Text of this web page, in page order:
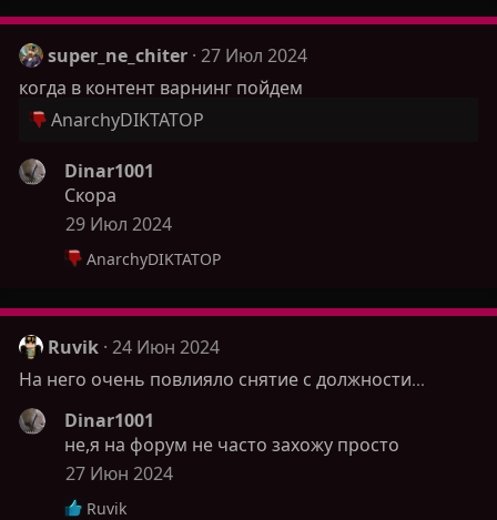
к
ц
и
:
super_ne_chiter 27 Июл 2024
когда в контент варнинг пойдем
Р
AnarchyDIKTATOP
Dinar1001
Скора
29 Июл 2024
Р
к
ц
и
AnarchyDIKTATOP
Ruvik 24 Июн 2024
На него очень повлияло снятие с должности...
Dinar1001
не,я на форум не часто захожу просто
27 Июн 2024
Р
Ruvik